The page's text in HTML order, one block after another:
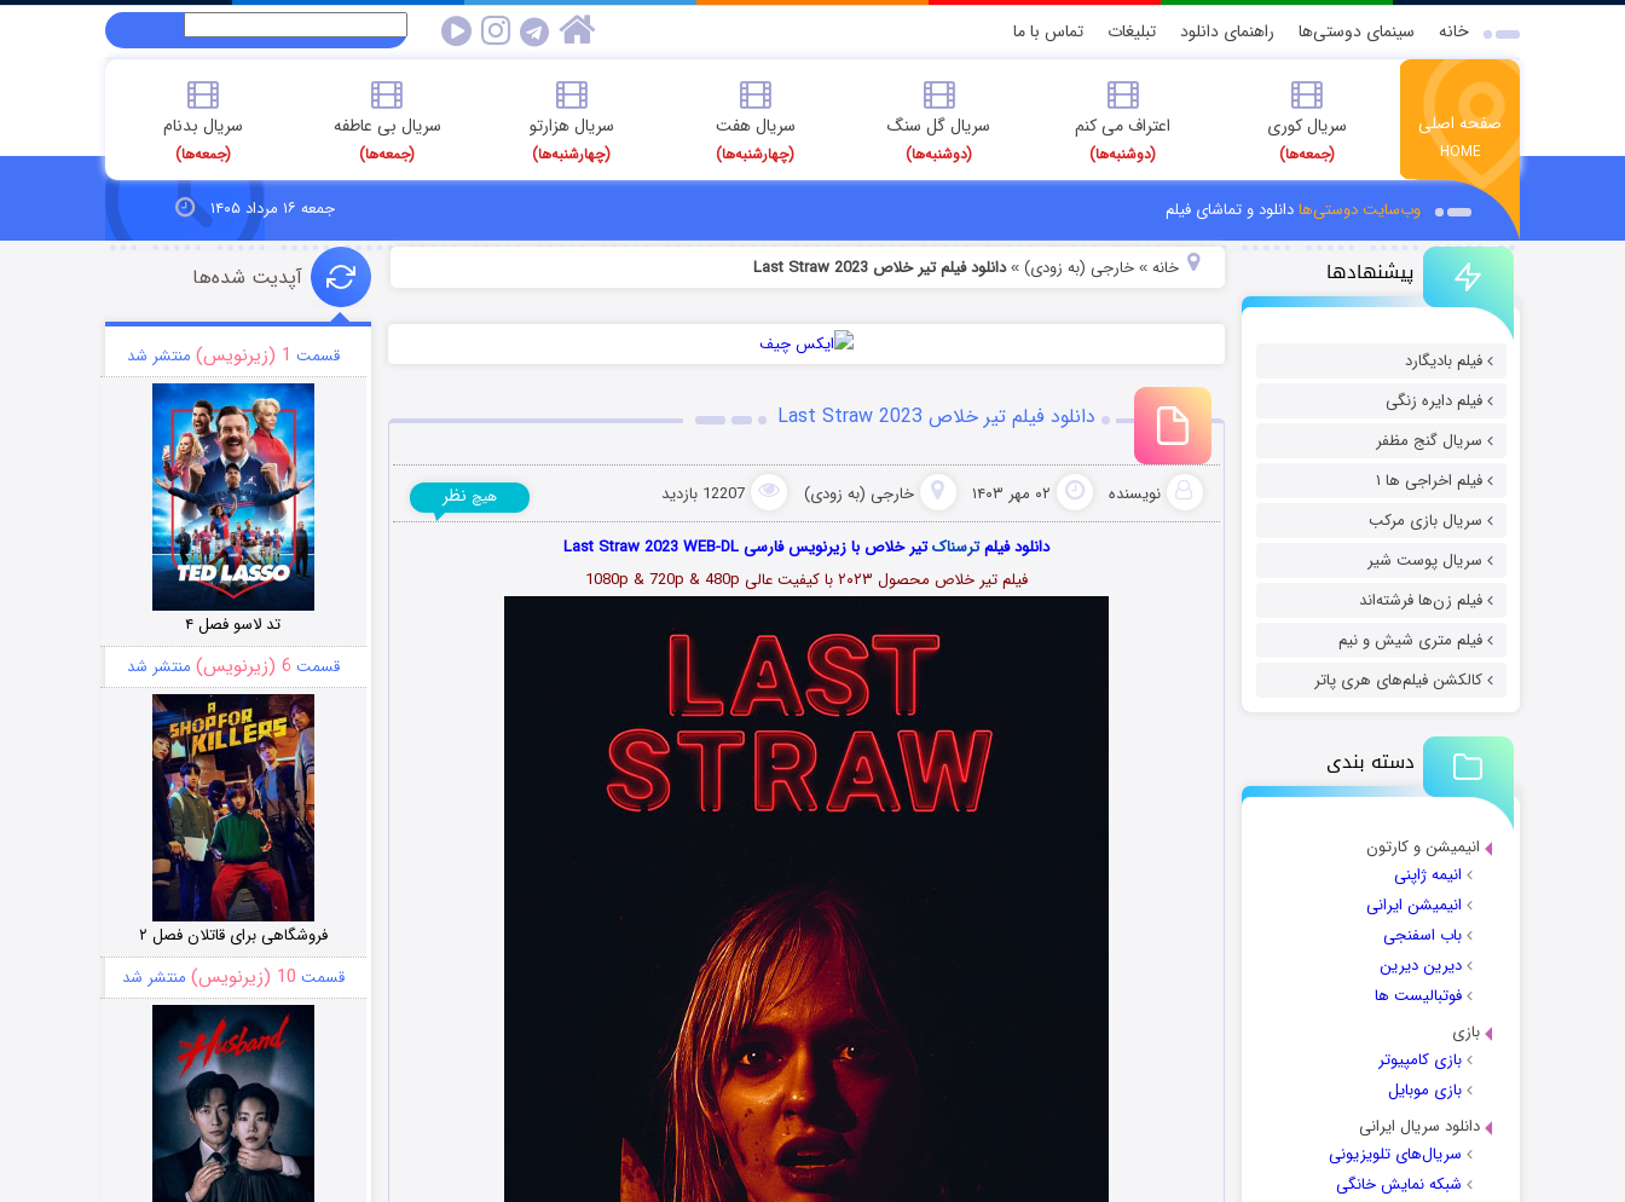
خانه سینمای دوستی‌ها راهنمای دانلود تبلیغات تماس با ما
صفحه اصلی
HOME
سریال کوری
(جمعه‌ها)
اعتراف می کنم
(دوشنبه‌ها)
سریال گل سنگ
(دوشنبه‌ها)
سریال هفت
(چهارشنبه‌ها)
سریال هزارتو
(چهارشنبه‌ها)
سریال بی عاطفه
(جمعه‌ها)
سریال بدنام
(جمعه‌ها)
وب‌سایت دوستی‌هادانلود و تماشای فیلم جمعه ۱۶ مرداد ۱۴۰۵
پیشنهادها
فیلم بادیگارد
فیلم دایره زنگی
سریال گنج مظفر
فیلم اخراجی ها ۱
سریال بازی مرکب
سریال پوست شیر
فیلم زن‌ها فرشته‌اند
فیلم متری شیش و نیم
کالکشن فیلم‌های هری پاتر
دسته بندی
انیمیشن و کارتون
انیمه ژاپنی
انیمیشن ایرانی
باب اسفنجی
دیرین دیرین
فوتبالیست ها
بازی
بازی کامپیوتر
بازی موبایل
دانلود سریال ایرانی
سریال‌های تلویزیونی
شبکه نمایش خانگی
خانه» خارجی (به زودی)»دانلود فیلم تیر خلاص Last Straw 2023
دانلود فیلم تیر خلاص Last Straw 2023
نویسنده ۰۲ مهر ۱۴۰۳ خارجی (به زودی) 12207 بازدید هیچ نظر
دانلود فیلمترسناکتیر خلاص با زیرنویس فارسی Last Straw 2023 WEB-DL
فیلم تیر خلاص محصول ۲۰۲۳ با کیفیت عالی 1080p & 720p & 480p
آپدیت شده‌ها
قسمت 1 (زیرنویس) منتشر شد
تد لاسو فصل ۴
قسمت 6 (زیرنویس) منتشر شد
فروشگاهی برای قاتلان فصل ۲
قسمت 10 (زیرنویس) منتشر شد